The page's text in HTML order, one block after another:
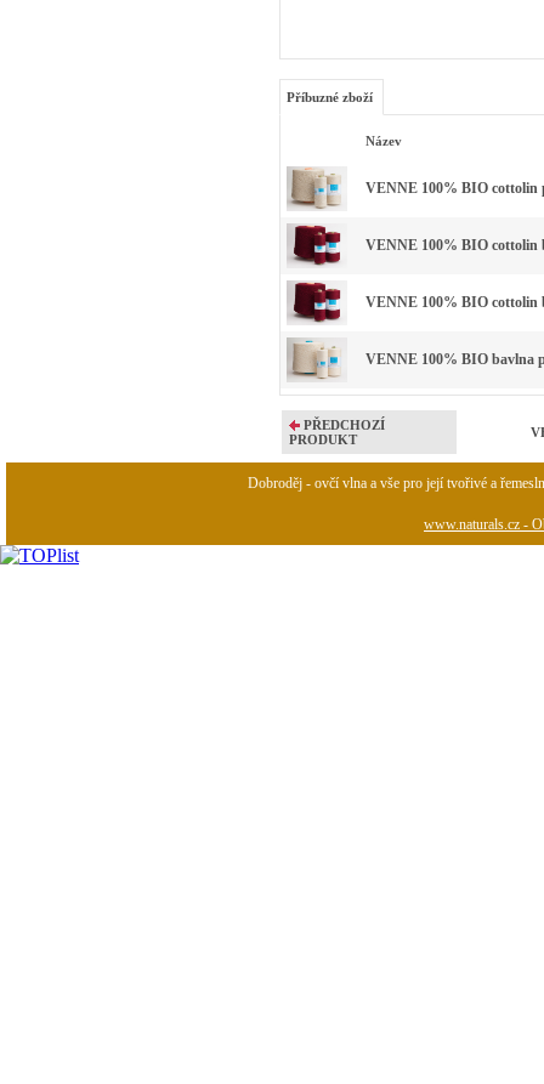
Příbuzné zboží
Název
VENNE 100% BIO cottolin
VENNE 100% BIO cottolin
VENNE 100% BIO cottolin
VENNE 100% BIO bavlna
PŘEDCHOZÍ
PRODUKT
Dobroděj - ovčí vlna a vše pro její tvořivé a
www.naturals.cz -